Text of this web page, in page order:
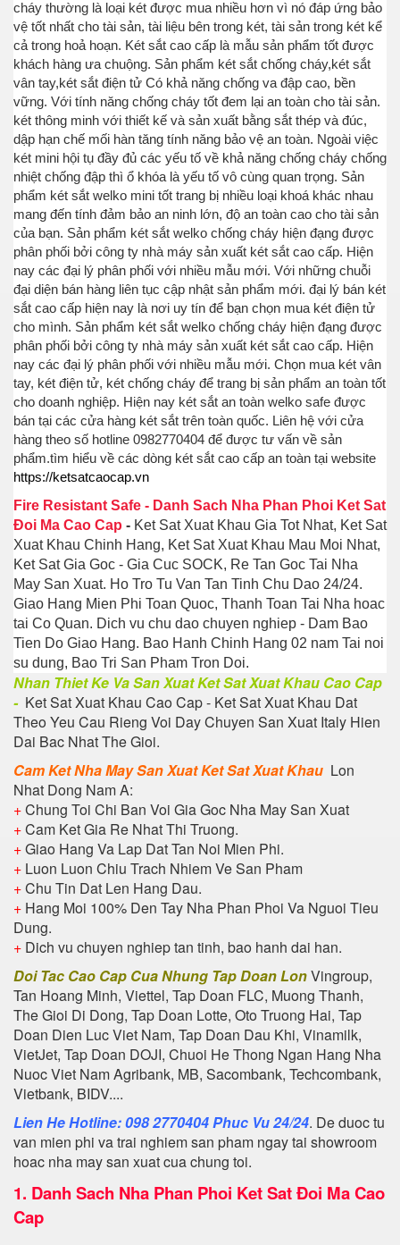
cháy thường là loại két được mua nhiều hơn vì nó đáp ứng bảo
vệ tốt nhất cho tài sản, tài liệu bên trong két, tài sản trong két kể
cả trong hoả hoạn. Két sắt cao cấp là mẫu sản phẩm tốt được
khách hàng ưa chuộng. Sản phẩm két sắt chống cháy,két sắt
vân tay,két sắt điện tử Có khả năng chống va đập cao, bền
vững. Với tính năng chống cháy tốt đem lại an toàn cho tài sản.
két thông minh với thiết kế và sản xuất bằng sắt thép và đúc,
dập hạn chế mối hàn tăng tính năng bảo vệ an toàn. Ngoài việc
két mini hội tụ đầy đủ các yếu tố về khả năng chống cháy chống
nhiệt chống đập thì ổ khóa là yếu tố vô cùng quan trọng. Sản
phẩm két sắt welko mini tốt trang bị nhiều loại khoá khác nhau
mang đến tính đảm bảo an ninh lớn, độ an toàn cao cho tài sản
của bạn. Sản phẩm két sắt welko chống cháy hiện đạng được
phân phối bởi công ty nhà máy sản xuất két sắt cao cấp. Hiện
nay các đại lý phân phối với nhiều mẫu mới. Với những chuỗi
đại diện bán hàng liên tục cập nhật sản phẩm mới. đại lý bán két
sắt cao cấp hiện nay là nơi uy tín để bạn chọn mua két điện tử
cho mình. Sản phẩm két sắt welko chống cháy hiện đạng được
phân phối bởi công ty nhà máy sản xuất két sắt cao cấp. Hiện
nay các đại lý phân phối với nhiều mẫu mới. Chọn mua két vân
tay, két điện tử, két chống cháy để trang bị sản phẩm an toàn tốt
cho doanh nghiệp. Hiện nay két sắt an toàn welko safe được
bán tại các cửa hàng két sắt trên toàn quốc. Liên hệ với cửa
hàng theo số hotline 0982770404 để được tư vấn về sản
phẩm.tìm hiểu về các dòng két sắt cao cấp an toàn tại website
https://ketsatcaocap.vn
Fire Resistant Safe - Danh Sach Nha Phan Phoi Ket Sat
Đoi Ma Cao Cap - Ket Sat Xuat Khau Gia Tot Nhat, Ket Sat
Xuat Khau Chinh Hang, Ket Sat Xuat Khau Mau Moi Nhat,
Ket Sat Gia Goc - Gia Cuc SOCK, Re Tan Goc Tai Nha
May San Xuat. Ho Tro Tu Van Tan Tinh Chu Dao 24/24.
Giao Hang Mien Phi Toan Quoc, Thanh Toan Tai Nha hoac
tai Co Quan. Dich vu chu dao chuyen nghiep - Dam Bao
Tien Do Giao Hang. Bao Hanh Chinh Hang 02 nam Tai noi
su dung, Bao Tri San Pham Tron Doi.
Nhan Thiet Ke Va San Xuat Ket Sat Xuat Khau Cao Cap
- Ket Sat Xuat Khau Cao Cap - Ket Sat Xuat Khau Dat
Theo Yeu Cau Rieng Voi Day Chuyen San Xuat Italy Hien
Dai Bac Nhat The Gioi.
Cam Ket Nha May San Xuat Ket Sat Xuat Khau Lon
Nhat Dong Nam A:
+Chung Toi Chi Ban Voi Gia Goc Nha May San Xuat
+Cam Ket Gia Re Nhat Thi Truong.
+Giao Hang Va Lap Dat Tan Noi Mien Phi.
+ Luon Luon Chiu Trach Nhiem Ve San Pham
+Chu Tin Dat Len Hang Dau.
+ Hang Moi 100% Den Tay Nha Phan Phoi Va Nguoi Tieu
Dung.
+ Dich vu chuyen nghiep tan tinh, bao hanh dai han.
Doi Tac Cao Cap Cua Nhung Tap Doan LonVingroup,
Tan Hoang Minh, Viettel, Tap Doan FLC, Muong Thanh,
The Gioi Di Dong, Tap Doan Lotte, Oto Truong Hai, Tap
Doan Dien Luc Viet Nam, Tap Doan Dau Khi, Vinamilk,
VietJet, Tap Doan DOJI, Chuoi He Thong Ngan Hang Nha
Nuoc Viet Nam Agribank, MB, Sacombank, Techcombank,
Vietbank, BIDV....
Lien He Hotline: 098 2770404 Phuc Vu 24/24. De duoc tu
van mien phi va trai nghiem san pham ngay tai showroom
hoac nha may san xuat cua chung toi.
1. Danh Sach Nha Phan Phoi Ket Sat Đoi Ma Cao
Cap